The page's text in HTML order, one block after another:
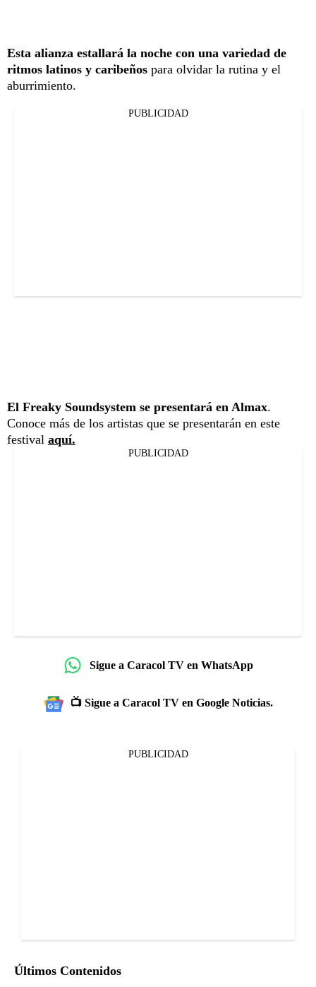
Esta alianza estallará la noche con una variedad de
ritmos latinos y caribeños para olvidar la rutina y el
aburrimiento.
PUBLICIDAD
El Freaky Soundsystem se presentará en Almax.
Conoce más de los artistas que se presentarán en este
festival aquí.
PUBLICIDAD
Sigue a Caracol TV en WhatsApp
📺 Sigue a Caracol TV en Google Noticias.
PUBLICIDAD
Últimos Contenidos